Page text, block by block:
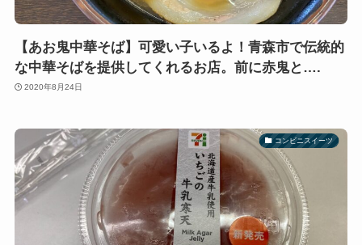
【あお鬼中華そば】可愛い子いるよ！青森市で伝統的
な中華そばを提供してくれるお店。前に赤鬼と….
2020年8月24日
コンビニスイーツ